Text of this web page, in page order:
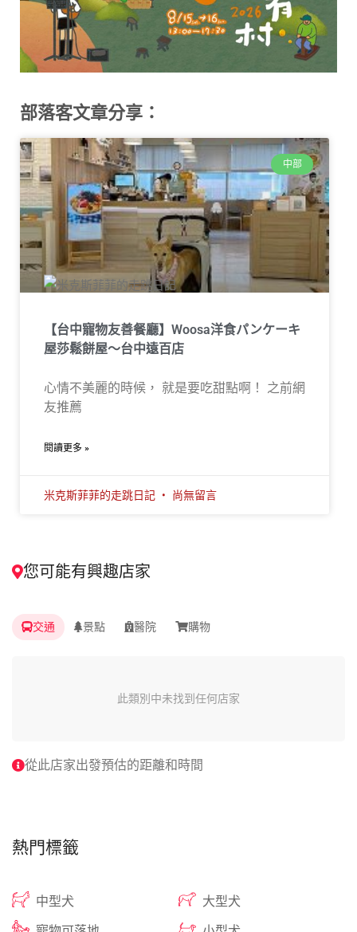
部落客文章分享：
中部
【台中寵物友善餐廳】Woosa洋食パンケーキ
屋莎鬆餅屋～台中遠百店
心情不美麗的時候， 就是要吃甜點啊！ 之前網
友推薦
閱讀更多 »
米克斯菲菲的走跳日記 尚無留言
您可能有興趣店家
交通 景點 醫院 購物
此類別中未找到任何店家
從此店家出發預估的距離和時間
熱門標籤
中型犬
大型犬